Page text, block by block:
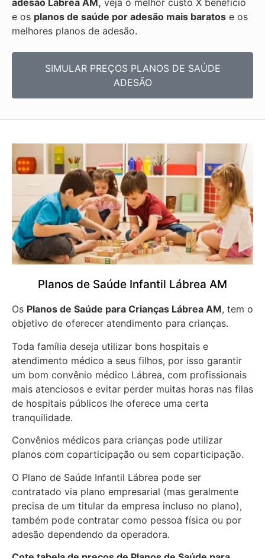
e os planos de saúde por adesão mais baratos e os
melhores planos de adesão.
SIMULAR PREÇOS PLANOS DE SAÚDE
ADESÃO
Planos de Saúde Infantil Lábrea AM
Os Planos de Saúde para Crianças Lábrea AM, tem o
objetivo de oferecer atendimento para crianças.
Toda família deseja utilizar bons hospitais e
atendimento médico a seus filhos, por isso garantir
um bom convênio médico Lábrea, com profissionais
mais atenciosos e evitar perder muitas horas nas filas
de hospitais públicos lhe oferece uma certa
tranquilidade.
Convênios médicos para crianças pode utilizar
planos com coparticipação ou sem coparticipação.
O Plano de Saúde Infantil Lábrea pode ser
contratado via plano empresarial (mas geralmente
precisa de um titular da empresa incluso no plano),
também pode contratar como pessoa física ou por
adesão dependendo da operadora.